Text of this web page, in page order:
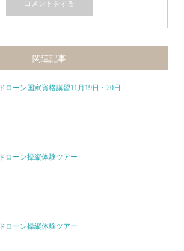
関連記事
ドローン国家資格講習11月19日・20日...
ドローン操縦体験ツアー
ドローン操縦体験ツアー